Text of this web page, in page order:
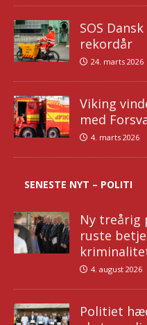
SOS
rekordår
24. marts 2026
Viking
med
4. marts 2026
SENESTE NYT – POLITI
Ny treårig
ruste
4. august 2026
Politiet